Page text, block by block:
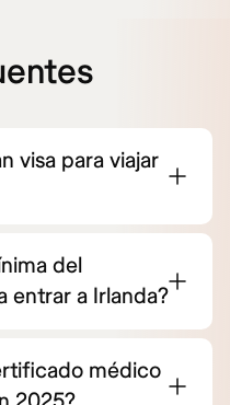
visa para viajar
del
entrar a Irlanda?
médico